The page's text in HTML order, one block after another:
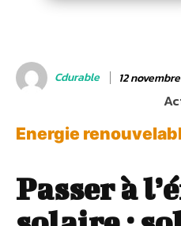
Cdurable 12
Energie
Passer à